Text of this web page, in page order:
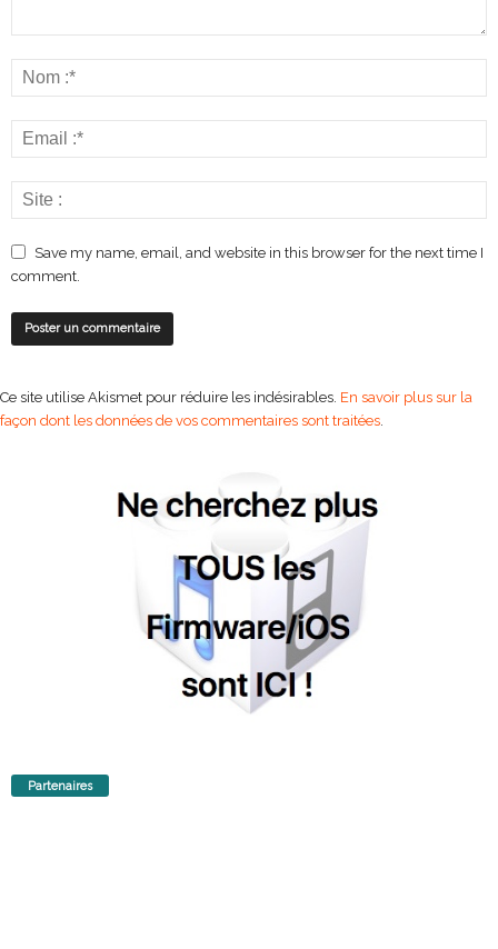
Save my name, email, and website in this browser for the next time I
comment.
Ce site utilise Akismet pour réduire les indésirables. En savoir plus sur la
façon dont les données de vos commentaires sont traitées
Partenaires